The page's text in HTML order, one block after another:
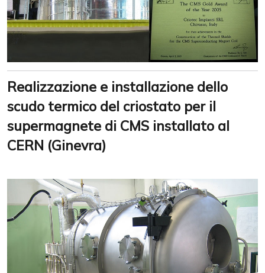
Realizzazione e installazione dello
scudo termico del criostato per il
supermagnete di CMS installato al
CERN (Ginevra)